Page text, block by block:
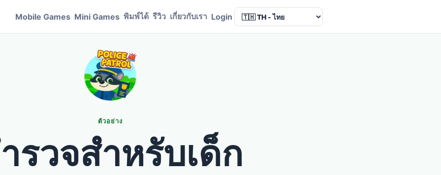
Mobile Games Mini Games พิมพ์ได้ รีวิว เกี่ยวกับเรา Login Language
ตัวอย่าง
รวจสำหรับเด็ก